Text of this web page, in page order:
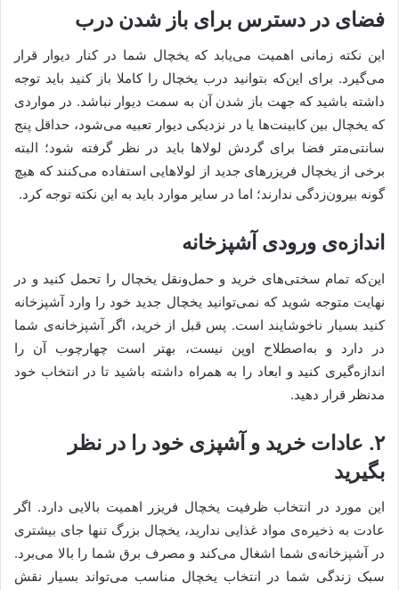
فضای در دسترس برای باز شدن درب
این نکته زمانی اهمیت می‌یابد که یخچال شما در کنار دیوار قرار
می‌گیرد. برای این‌که بتوانید درب یخچال را کاملا باز کنید باید توجه
داشته باشید که جهت باز شدن آن به سمت دیوار نباشد. در مواردی
که یخچال بین کابینت‌ها یا در نزدیکی دیوار تعبیه می‌شود، حداقل پنج
سانتی‌متر فضا برای گردش لولاها باید در نظر گرفته شود؛ البته
برخی از یخچال فریزرهای جدید از لولاهایی استفاده می‌کنند که هیچ
گونه بیرون‌زدگی ندارند؛ اما در سایر موارد باید به این نکته توجه کرد.
اندازه‌ی ورودی آشپزخانه
این‌که تمام سختی‌های خرید و حمل‌ونقل یخچال را تحمل کنید و در
نهایت متوجه شوید که نمی‌توانید یخچال جدید خود را وارد آشپزخانه
کنید بسیار ناخوشایند است. پس قبل از خرید، اگر آشپزخانه‌ی شما
در دارد و به‌اصطلاح اوپن نیست، بهتر است چهارچوب آن را
اندازه‌گیری کنید و ابعاد را به همراه داشته باشید تا در انتخاب خود
مدنظر قرار دهید.
۲. عادات خرید و آشپزی خود را در نظر
بگیرید
این مورد در انتخاب ظرفیت یخچال فریزر اهمیت بالایی دارد. اگر
عادت به ذخیره‌ی مواد غذایی ندارید، یخچال بزرگ تنها جای بیشتری
در آشپزخانه‌ی شما اشغال می‌کند و مصرف برق شما را بالا می‌برد.
سبک زندگی شما در انتخاب یخچال مناسب می‌تواند بسیار نقش